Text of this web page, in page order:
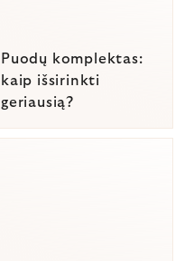
Puodų komplektas:
kaip išsirinkti
geriausią?